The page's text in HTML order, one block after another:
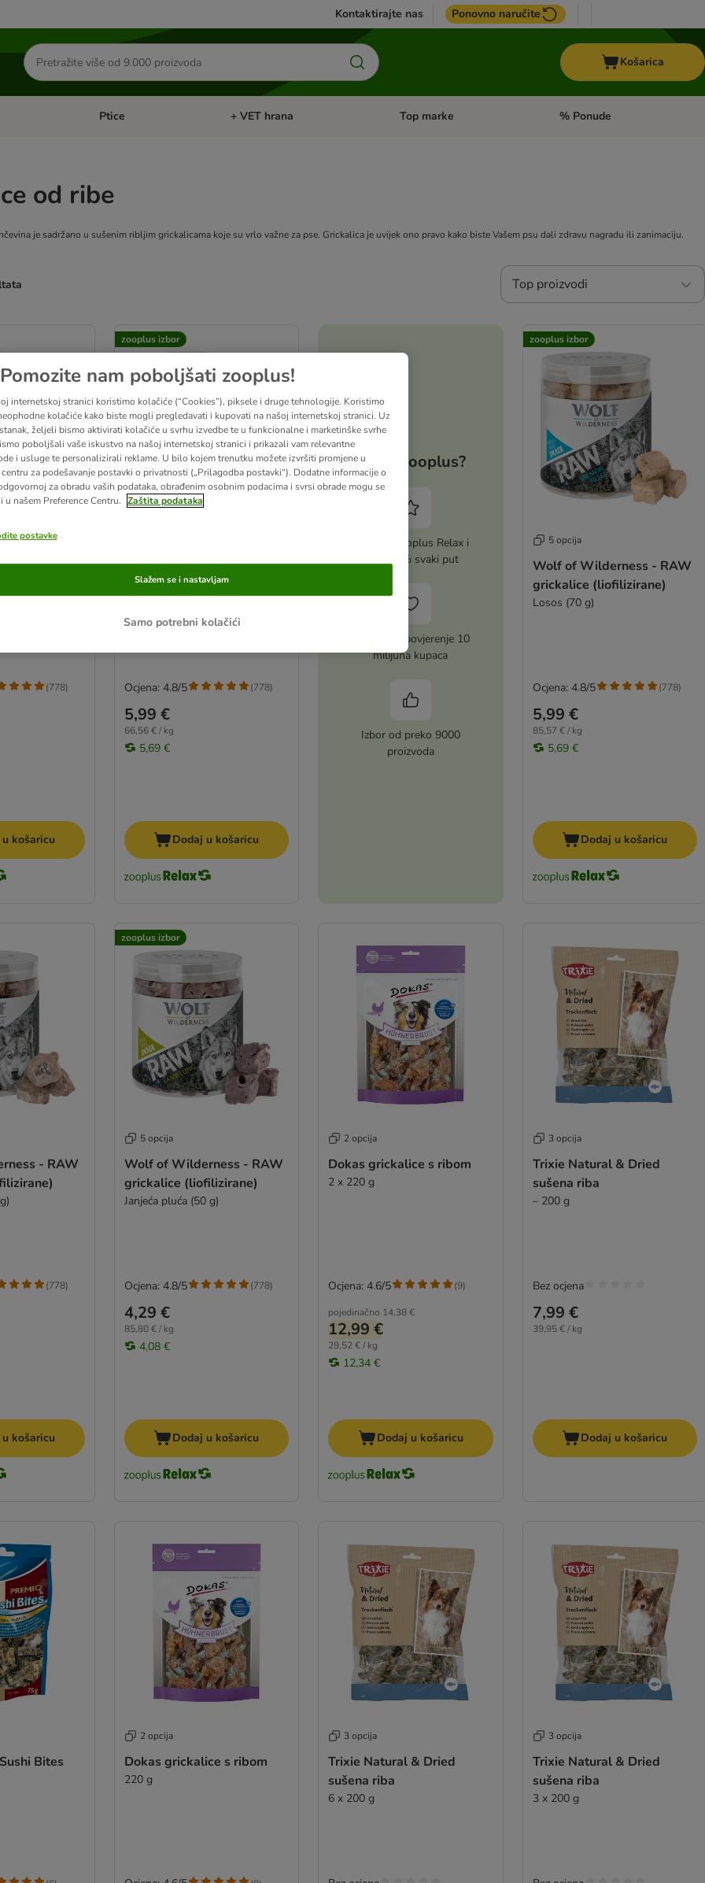
Kontaktirajte nas Ponovno naručite
Traži
proizvode
Košarica
Pregled kategorija: Male životinje
Ptice Pregled kategorija: Ptice
+ VET hrana Pregled kategorija: + VET hrana
Top marke Pregled kategorija: Top marke
% Ponude
od ribe
je sadržano u sušenim ribljim grickalicama koje su vrlo važne za pse. Grickalica je uvijek ono pravo kako biste Vašem psu dali zdravu nagradu ili zanimaciju.
Top proizvodi
- RAW
(778)
košaricu
zooplus izbor
Wolf of Wilderness - RAW
grickalice (liofilizirane)
5,99 €
66,56 € / kg
5,69 €
Ocjena: 4.8/5 (778)
Dodaj u košaricu
Zašto zooplus?
Aktiviraj zooplus Relax i
uštedi 5% svaki put
Zasluženo povjerenje 10
milijuna kupaca
Izbor od preko 9000
proizvoda
zooplus izbor
5 opcija
Wolf of Wilderness - RAW
grickalice (liofilizirane)
Losos (70 g)
5,99 €
85,57 € / kg
5,69 €
Ocjena: 4.8/5 (778)
Dodaj u košaricu
- RAW
(778)
košaricu
zooplus izbor
5 opcija
Wolf of Wilderness - RAW
grickalice (liofilizirane)
Janjeća pluća (50 g)
4,29 €
85,80 € / kg
4,08 €
Ocjena: 4.8/5 (778)
Dodaj u košaricu
2 opcija
Dokas grickalice s ribom
2 x 220 g
pojedinačno 14,38 €
12,99 €
29,52 € / kg
12,34 €
Ocjena: 4.6/5 (9)
Dodaj u košaricu
3 opcija
Trixie Natural & Dried
sušena riba
– 200 g
7,99 €
39,95 € / kg
Bez ocjena
Dodaj u košaricu
Bites
2 opcija
Dokas grickalice s ribom
220 g
3 opcija
Trixie Natural & Dried
sušena riba
6 x 200 g
3 opcija
Trixie Natural & Dried
sušena riba
3 x 200 g
Pomozite nam poboljšati zooplus!
internetskoj stranici koristimo kolačiće (“Cookies”), piksele i druge tehnologije. Koristimo
kolačiće kako biste mogli pregledavati i kupovati na našoj internetskoj stranici. Uz
željeli bismo aktivirati kolačiće u svrhu izvedbe te u funkcionalne i marketinške svrhe
poboljšali vaše iskustvo na našoj internetskoj stranici i prikazali vam relevantne
i usluge te personalizirali reklame. U bilo kojem trenutku možete izvršiti promjene u
centru za podešavanje postavki o privatnosti („Prilagodba postavki“). Dodatne informacije o
za obradu vaših podataka, obrađenim osobnim podacima i svrsi obrade mogu se
u našem Preference Centru. Zaštita podataka
postavke
Samo potrebni kolačići
Slažem se i nastavljam